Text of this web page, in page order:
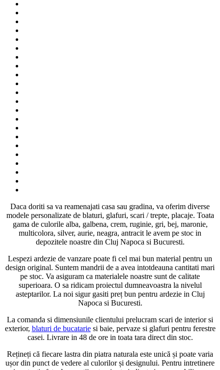
Daca doriti sa va reamenajati casa sau gradina, va oferim diverse
modele personalizate de blaturi, glafuri, scari / trepte, placaje. Toata
gama de culorile alba, galbena, crem, ruginie, gri, bej, maronie,
multicolora, silver, aurie, neagra, antracit le avem pe stoc in
depozitele noastre din Cluj Napoca si Bucuresti.
Lespezi ardezie de vanzare poate fi cel mai bun material pentru un
design original. Suntem mandrii de a avea intotdeauna cantitati mari
pe stoc. Va asiguram ca materialele noastre sunt de calitate
superioara. O sa ridicam proiectul dumneavoastra la nivelul
asteptarilor. La noi sigur gasiti preț bun pentru ardezie in Cluj
Napoca si Bucuresti.
La comanda si dimensiunile clientului prelucram scari de interior si
exterior, blaturi de bucatariesi baie, pervaze si glafuri pentru ferestre
casei. Livrare in 48 de ore in toata tara direct din stoc.
Rețineți că fiecare lastra din piatra naturala este unică și poate varia
ușor din punct de vedere al culorilor și designului. Pentru intretinere